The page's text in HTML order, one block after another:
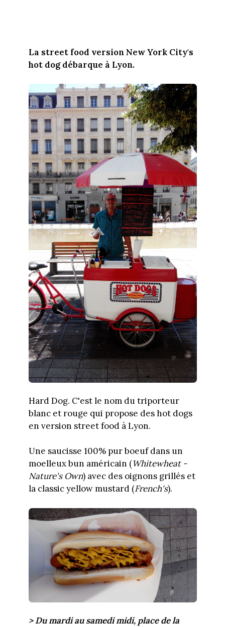
La street food version New York City's
hot dog débarque à Lyon.
Hard Dog. C'est le nom du triporteur
blanc et rouge qui propose des hot dogs
en version street food à Lyon.
Une saucisse 100% pur boeuf dans un
moelleux bun américain (Whitewheat -
Nature's Own) avec des oignons grillés et
la classic yellow mustard (French's).
> Du mardi au samedi midi, place de la